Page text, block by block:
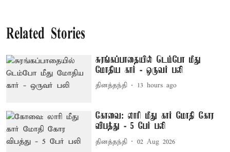
Related Stories
சுரங்கப்பாதையில் டெம்போ மீது
மோதிய கார் - ஒருவர் பலி
தினத்தந்தி 13 hours ago
கோவை: லாரி மீது கார் மோதி கோர
விபத்து - 5 பேர் பலி
தினத்தந்தி 02 Aug 2026